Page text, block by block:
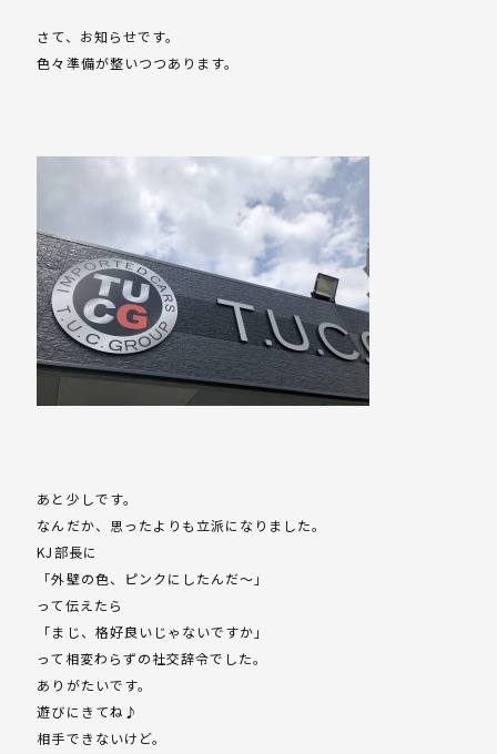
さて、お知らせです。
色々準備が整いつつあります。
あと少しです。
なんだか、思ったよりも立派になりました。
KJ部長に
「外壁の色、ピンクにしたんだ～」
って伝えたら
「まじ、格好良いじゃないですか」
って相変わらずの社交辞令でした。
ありがたいです。
遊びにきてね♪
相手できないけど。